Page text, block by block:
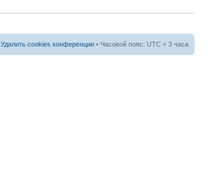
Удалить cookies конференции • Часовой пояс: UTC + 3 часа